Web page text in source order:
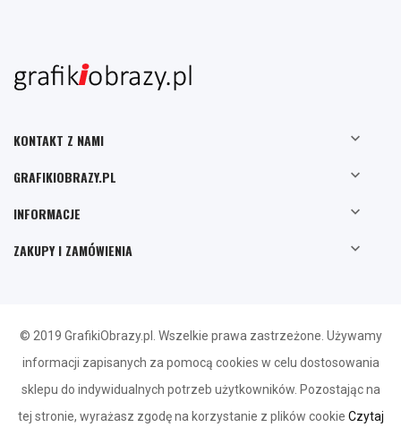
KONTAKT Z NAMI 
GRAFIKIOBRAZY.PL 
INFORMACJE 
ZAKUPY I ZAMÓWIENIA 
© 2019 GrafikiObrazy.pl. Wszelkie prawa zastrzeżone. Używamy
informacji zapisanych za pomocą cookies w celu dostosowania
sklepu do indywidualnych potrzeb użytkowników. Pozostając na
tej stronie, wyrażasz zgodę na korzystanie z plików cookie Czytaj